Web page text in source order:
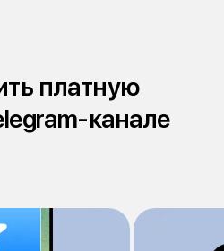
платную
канале